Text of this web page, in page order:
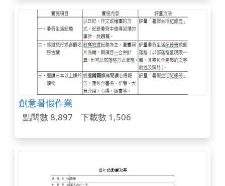
創意暑假作業
點閱數 8,897 下載數 1,506